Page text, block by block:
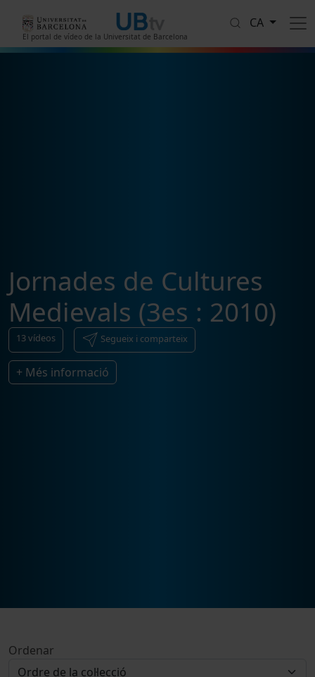
El portal de vídeo de la Universitat de Barcelona
CA
Jornades de Cultures
Medievals (3es : 2010)
13vídeos Segueix i comparteix
+ Més informació
Ordenar